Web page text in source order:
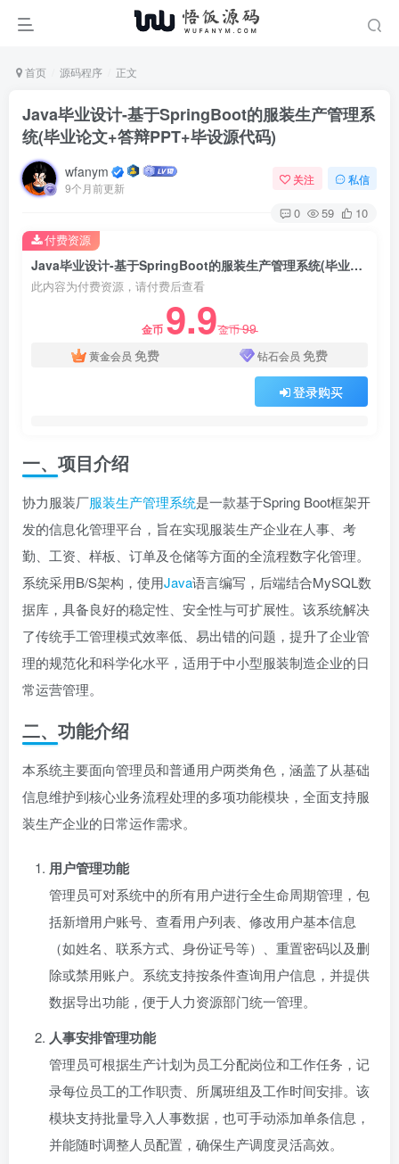
首页 源码程序 正文
Java毕业设计-基于SpringBoot的服装生产管理系
统(毕业论文+答辩PPT+毕设源代码)
wfanym
9个月前更新
关注 私信
0 59 10
Java毕业设计-基于SpringBoot的服装生产管理系统(毕业论文+答辩PPT+毕设源代码)
此内容为付费资源，请付费后查看
金币 9.9金币99
黄金会员 免费 钻石会员 免费
登录购买
付费资源
一、项目介绍
协力服装厂服装生产管理系统是一款基于Spring Boot框架开
发的信息化管理平台，旨在实现服装生产企业在人事、考
勤、工资、样板、订单及仓储等方面的全流程数字化管理。
系统采用B/S架构，使用Java语言编写，后端结合MySQL数
据库，具备良好的稳定性、安全性与可扩展性。该系统解决
了传统手工管理模式效率低、易出错的问题，提升了企业管
理的规范化和科学化水平，适用于中小型服装制造企业的日
常运营管理。
二、功能介绍
本系统主要面向管理员和普通用户两类角色，涵盖了从基础
信息维护到核心业务流程处理的多项功能模块，全面支持服
装生产企业的日常运作需求。
用户管理功能
管理员可对系统中的所有用户进行全生命周期管理，包
括新增用户账号、查看用户列表、修改用户基本信息
（如姓名、联系方式、身份证号等）、重置密码以及删
除或禁用账户。系统支持按条件查询用户信息，并提供
数据导出功能，便于人力资源部门统一管理。
人事安排管理功能
管理员可根据生产计划为员工分配岗位和工作任务，记
录每位员工的工作职责、所属班组及工作时间安排。该
模块支持批量导入人事数据，也可手动添加单条信息，
并能随时调整人员配置，确保生产调度灵活高效。